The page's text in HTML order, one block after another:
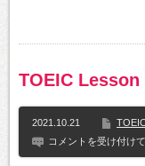
TOEIC
2021.10.21
TOEIC
コメントを受け付け